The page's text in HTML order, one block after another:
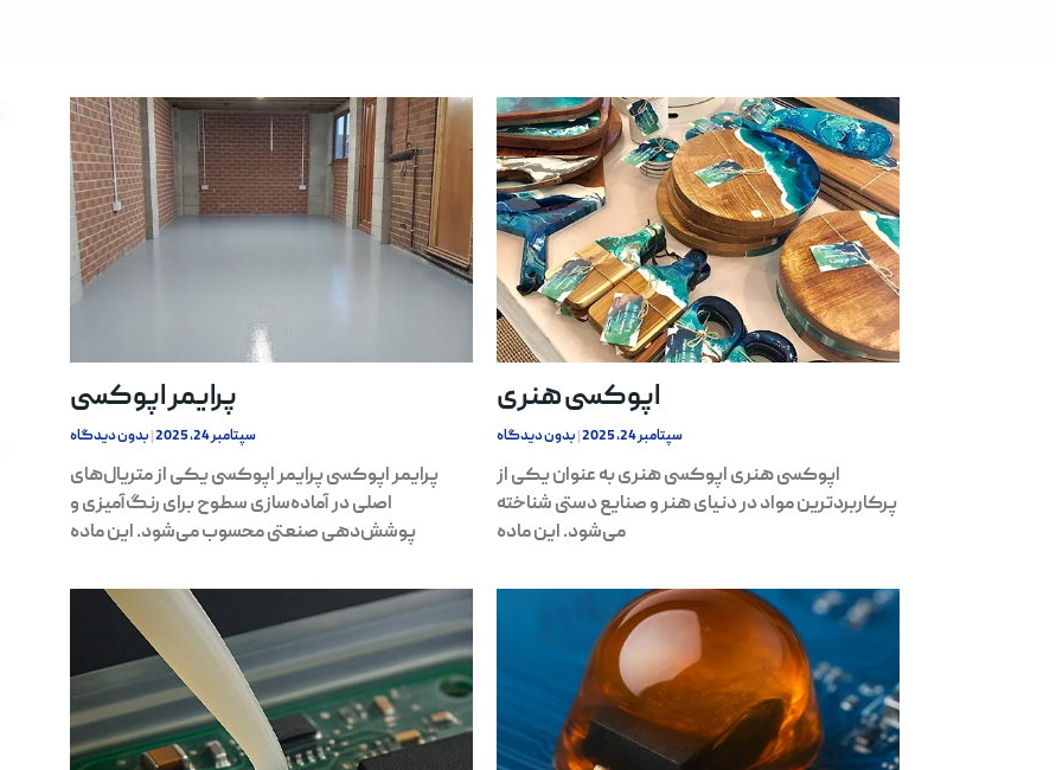
اپوکسی هنری
سپتامبر 24, 2025 بدون دیدگاه
اپوکسی هنری اپوکسی هنری به عنوان یکی از
پرکاربردترین مواد در دنیای هنر و صنایع دستی شناخته
می‌شود. این ماده
پرایمر اپوکسی
سپتامبر 24, 2025 بدون دیدگاه
پرایمر اپوکسی پرایمر اپوکسی یکی از متریال‌های
اصلی در آماده‌سازی سطوح برای رنگ‌آمیزی و
پوشش‌دهی صنعتی محسوب می‌شود. این ماده